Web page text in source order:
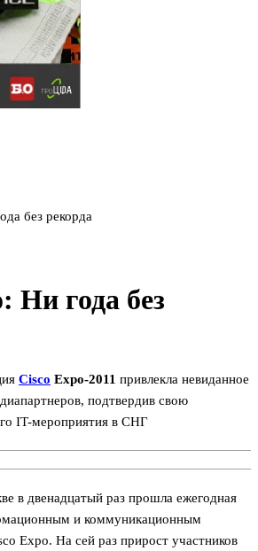
без рекорда
Ни года без
Cisco Expo-2011 привлекла невиданное
подтвердив свою
IT-мероприятия в СНГ
в двенадцатый раз прошла ежегодная
и коммуникационным
Expo. На сей раз прирост участников